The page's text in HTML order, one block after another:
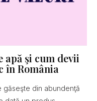
şi cum devii
în România
găseşte din abundenţă